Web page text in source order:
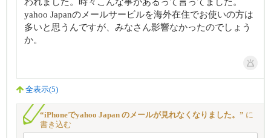
yahoo Japanのメールサービルを海外在住でお使いの方は
多いと思うんですが、みなさん影響なかったのでしょう
か。
全表示(5)
“iPhoneでyahoo Japan のメールが見れなくなりました。” に
書き込む